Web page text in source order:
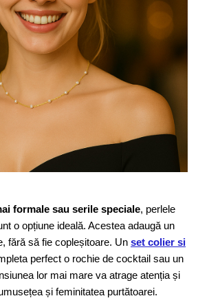
formale sau serile speciale, perlele
o opțiune ideală. Acestea adaugă un
fără să fie copleșitoare. Un set colier si
perfect o rochie de cocktail sau un
lor mai mare va atrage atenția și
și feminitatea purtătoarei.